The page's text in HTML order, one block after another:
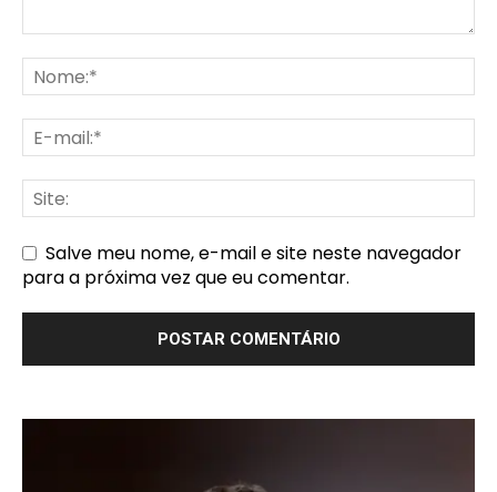
Salve meu nome, e-mail e site neste navegador
para a próxima vez que eu comentar.